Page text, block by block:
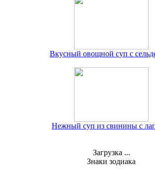
Вкусный овощной суп с
Нежный суп из свинины с
Загрузка ...
Знаки зодиака